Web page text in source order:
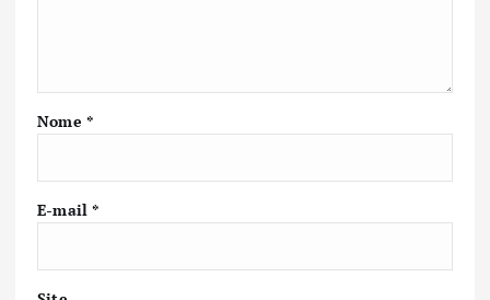
Nome *
E-mail*